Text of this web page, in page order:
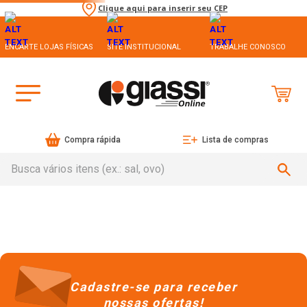
Clique aqui para inserir seu CEP
ENCARTE LOJAS FÍSICAS SITE INSTITUCIONAL TRABALHE CONOSCO
Compra rápida Lista de compras
Cadastre-se para receber
nossas ofertas!